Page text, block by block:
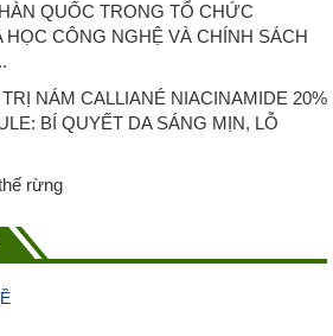
QUỐC TRONG TỔ CHỨC
CÔNG NGHỆ VÀ CHÍNH SÁCH
NÁM CALLIANÉ NIACINAMIDE 20%
BÍ QUYẾT DA SÁNG MỊN, LỖ
rừng